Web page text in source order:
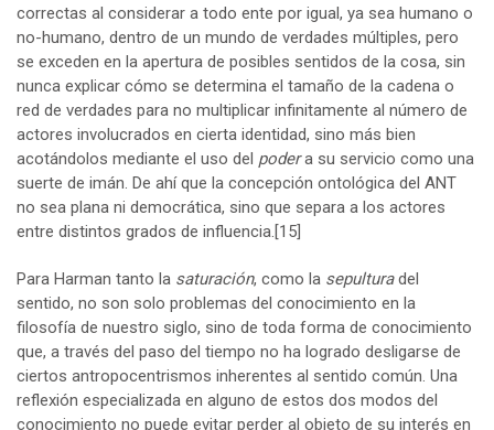
correctas al considerar a todo ente por igual, ya sea humano o
no-humano, dentro de un mundo de verdades múltiples, pero
se exceden en la apertura de posibles sentidos de la cosa, sin
nunca explicar cómo se determina el tamaño de la cadena o
red de verdades para no multiplicar infinitamente al número de
actores involucrados en cierta identidad, sino más bien
acotándolos mediante el uso del podera su servicio como una
suerte de imán. De ahí que la concepción ontológica del ANT
no sea plana ni democrática, sino que separa a los actores
entre distintos grados de influencia.[15]
Para Harman tanto la saturación, como la sepulturadel
sentido, no son solo problemas del conocimiento en la
filosofía de nuestro siglo, sino de toda forma de conocimiento
que, a través del paso del tiempo no ha logrado desligarse de
ciertos antropocentrismos inherentes al sentido común. Una
reflexión especializada en alguno de estos dos modos del
conocimiento no puede evitar perder al objeto de su interés en